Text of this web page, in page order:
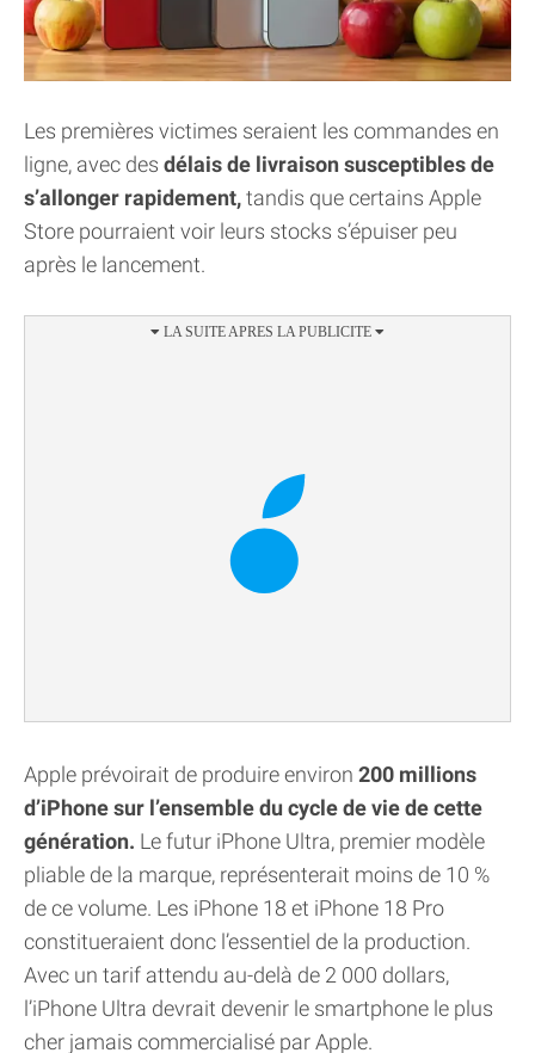
Les premières victimes seraient les commandes en
ligne, avec des délais de livraison susceptibles de
s’allonger rapidement,tandis que certains Apple
Store pourraient voir leurs stocks s’épuiser peu
après le lancement.
Apple prévoirait de produire environ 200 millions
d’iPhone sur l’ensemble du cycle de vie de cette
génération. Le futur iPhone Ultra, premier modèle
pliable de la marque, représenterait moins de 10 %
de ce volume. Les iPhone 18 et iPhone 18 Pro
constitueraient donc l’essentiel de la production.
Avec un tarif attendu au-delà de 2 000 dollars,
l’iPhone Ultra devrait devenir le smartphone le plus
cher jamais commercialisé par Apple.